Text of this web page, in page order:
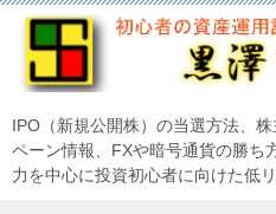
IPO（新規公開株）の当選方法、
ペーン情報、FXや暗号通貨の勝ち
力を中心に投資初心者に向けた低